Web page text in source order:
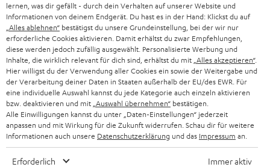
i
e
a
h
m
e
n
8 Wochen Rückgaberecht
Kostenloser Rückversand
lernen, was dir gefällt - durch dein Verhalten auf unserer Website und
Informationen von deinem Endgerät. Du hast es in der Hand: Klickst du auf
„Alles ablehnen“ bestätigst du unsere Grundeinstellung, bei der wir nur
erforderliche Cookies aktivieren. Damit erhältst du zwar Empfehlungen,
diese werden jedoch zufällig ausgewählt. Personalisierte Werbung und
Inhalte, die wirklich relevant für dich sind, erhältst du mit „Alles akzeptieren“.
Hier willigst du der Verwendung aller Cookies ein sowie der Weitergabe und
der Verarbeitung deiner Daten in Staaten außerhalb der EU/des EWR. Für
eine individuelle Auswahl kannst du jede Kategorie auch einzeln aktivieren
bzw. deaktivieren und mit „Auswahl übernehmen“ bestätigen.
Alle Einwilligungen kannst du unter „Daten-Einstellungen“ jederzeit
anpassen und mit Wirkung für die Zukunft widerrufen. Schau dir für weitere
Informationen auch unsere Datenschutzerklärung und das Impressum an.
Erforderlich Immer aktiv